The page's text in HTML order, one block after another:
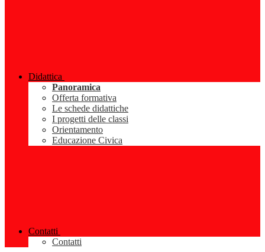
Didattica
Panoramica
Offerta formativa
Le schede didattiche
I progetti delle classi
Orientamento
Educazione Civica
Contatti
Contatti